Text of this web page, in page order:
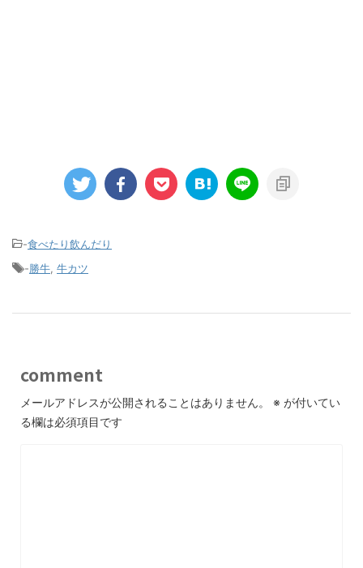
-食べたり飲んだり
-勝牛 牛カツ
comment
メールアドレスが公開されることはありません。 ※ が付いてい
る欄は必須項目です